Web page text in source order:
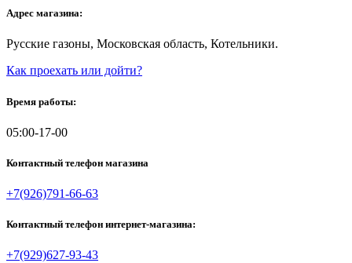
Адрес магазина:
Русские газоны, Московская область, Котельники.
Как проехать или дойти?
Время работы:
05:00-17-00
Контактный телефон магазина
+7(926)791-66-63
Контактный телефон интернет-магазина:
+7(929)627-93-43